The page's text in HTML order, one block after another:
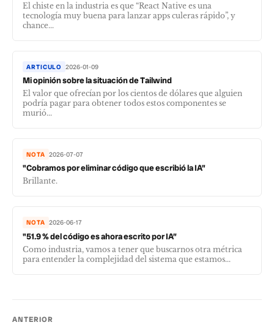
El chiste en la industria es que “React Native es una
tecnología muy buena para lanzar apps culeras rápido”, y
chance...
ARTICULO 2026-01-09
Mi opinión sobre la situación de Tailwind
El valor que ofrecían por los cientos de dólares que alguien
podría pagar para obtener todos estos componentes se
murió...
NOTA 2026-07-07
"Cobramos por eliminar código que escribió la IA"
Brillante.
NOTA 2026-06-17
"51.9 % del código es ahora escrito por IA”
Como industria, vamos a tener que buscarnos otra métrica
para entender la complejidad del sistema que estamos...
ANTERIOR